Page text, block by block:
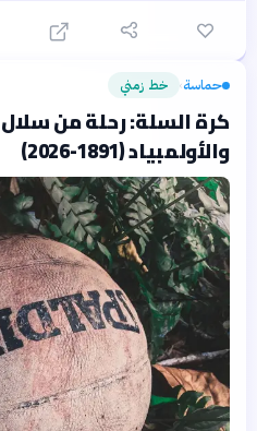
حماسة› خط زمني
كرة السلة: رحلة من سلال
والأولمبياد (1891-2026)